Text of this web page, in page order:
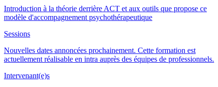
Introduction à la théorie derrière ACT et aux outils que propose ce
modèle d'accompagnement psychothérapeutique
Sessions
Nouvelles dates annoncées prochainement. Cette formation est
actuellement réalisable en intra auprès des équipes de professionnels.
Intervenant(e)s